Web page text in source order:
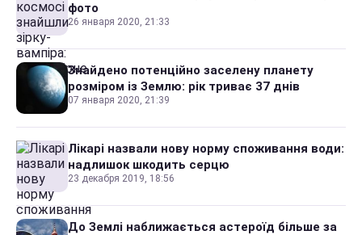
фото
26 января 2020, 21:33
Знайдено потенційно заселену планету
розміром із Землю: рік триває 37 днів
07 января 2020, 21:39
Лікарі назвали нову норму споживання води:
надлишок шкодить серцю
23 декабря 2019, 18:56
До Землі наближається астероїд більше за